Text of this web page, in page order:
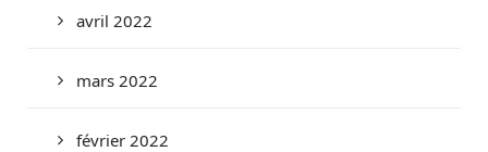
avril 2022
mars 2022
février 2022